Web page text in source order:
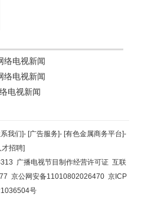
络电视新闻
络电视新闻
电视新闻
系我们]- [广告服务]- [有色金属商务平台]-
才招聘]
广播电视节目制作经营许可证 互联
京公网安备11010802026470 京ICP
号